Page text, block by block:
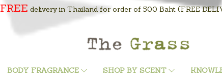
FREE delivery in Thailand for order of 500 Baht (FREE
BODY FRAGRANCE SHOP BY SCENT